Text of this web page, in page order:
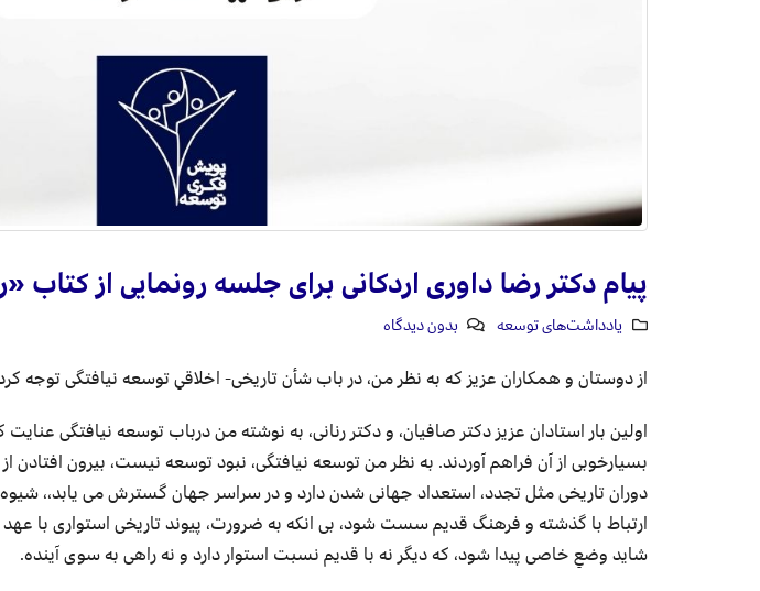
پیام دکتر رضا داوری اردکانی برای جلسه رونمایی از کتاب
یادداشت‌های توسعه بدون دیدگاه
از دوستان و همکاران عزیز که به نظر من، در باب شأن تاریخی- اخلاقیِ توسعه نیافتگی توجه
اولین بار استادان عزیز دکتر صافیان، و دکتر رنانی، به نوشته من درباب توسعه نیافتگی
بسیارخوبی از آن فراهم آوردند. به نظر من توسعه نیافتگی، نبود توسعه نیست، بیرون
دوران تاریخی مثل تجدد، استعداد جهانی شدن دارد و در سراسر جهان گسترش می یابد،،
ارتباط با گذشته و فرهنگ قدیم سست شود، بی انکه به ضرورت، پیوند تاریخی استواری با
شاید وضعِ خاصی پیدا شود، که دیگر نه با قدیم نسبت استوار دارد و نه راهی به سوی آینده.